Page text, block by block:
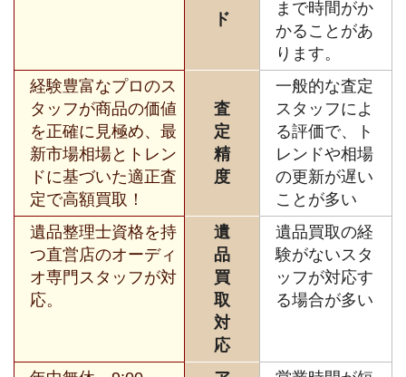
ド
まで時間がか
かることがあ
ります。
経験豊富なプロのス
タッフが商品の価値
を正確に見極め、最
新市場相場とトレン
ドに基づいた適正査
定で高額買取！
査
定
精
度
一般的な査定
スタッフによ
る評価で、ト
レンドや相場
の更新が遅い
ことが多い
遺品整理士資格を持
つ直営店のオーディ
オ専門スタッフが対
応。
遺
品
買
取
対
応
遺品買取の経
験がないスタ
ッフが対応す
る場合が多い